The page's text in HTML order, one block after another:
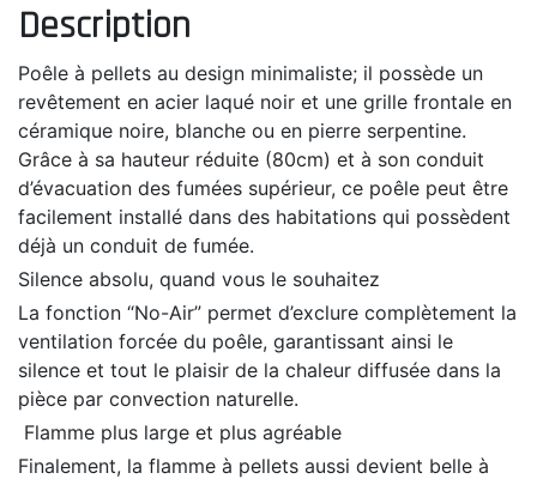
Description
Poêle à pellets au design minimaliste; il possède un
revêtement en acier laqué noir et une grille frontale en
céramique noire, blanche ou en pierre serpentine.
Grâce à sa hauteur réduite (80cm) et à son conduit
d’évacuation des fumées supérieur, ce poêle peut être
facilement installé dans des habitations qui possèdent
déjà un conduit de fumée.
Silence absolu, quand vous le souhaitez
La fonction “No-Air” permet d’exclure complètement la
ventilation forcée du poêle, garantissant ainsi le
silence et tout le plaisir de la chaleur diffusée dans la
pièce par convection naturelle.
Flamme plus large et plus agréable
Finalement, la flamme à pellets aussi devient belle à